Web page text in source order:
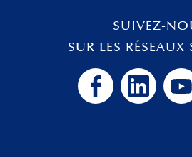
SUIVEZ-
SUR LES